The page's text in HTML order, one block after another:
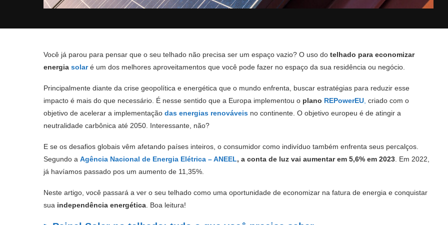
Você já parou para pensar que o seu telhado não precisa ser um espaço vazio? O uso do telhado para economizar
energia solaré um dos melhores aproveitamentos que você pode fazer no espaço da sua residência ou negócio.
Principalmente diante da crise geopolítica e energética que o mundo enfrenta, buscar estratégias para reduzir esse
impacto é mais do que necessário. É nesse sentido que a Europa implementou o plano REPowerEU criado com o
objetivo de acelerar a implementação das energias renováveis no continente. O objetivo europeu é de atingir a
neutralidade carbônica até 2050. Interessante, não?
E se os desafios globais vêm afetando países inteiros, o consumidor como indivíduo também enfrenta seus percalços.
Segundo a Agência Nacional de Energia Elétrica –ANEEL, a conta de luz vai aumentar em 5,6% em 2023 . Em 2022,
já havíamos passado pos um aumento de 11,35%.
Neste artigo, você passará a ver o seu telhado como uma oportunidade de economizar na fatura de energia e conquistar
sua independência energética . Boa leitura!